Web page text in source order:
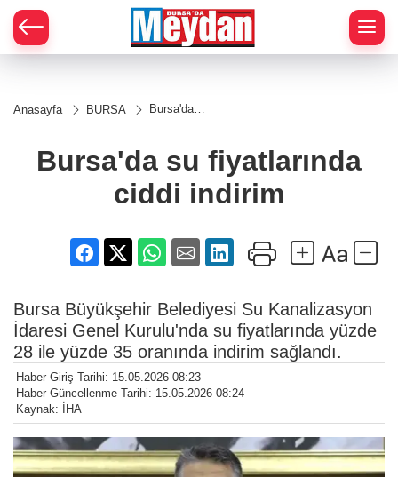
Anasayfa BURSA
Bursa'da
indirim
Bursa'da su fiyatlarında
ciddi indirim
Bursa Büyükşehir Belediyesi Su Kanalizasyon
İdaresi Genel Kurulu'nda su fiyatlarında yüzde
28 ile yüzde 35 oranında indirim sağlandı.
Haber Giriş Tarihi: 15.05.2026 08:23
Haber Güncellenme Tarihi: 15.05.2026 08:24
Kaynak: İHA